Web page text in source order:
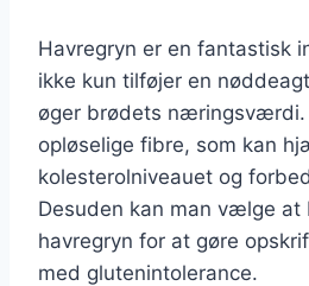
Havregryn er en fantastisk
ikke kun tilføjer en
øger brødets næringsværdi.
opløselige fibre, som kan
kolesterolniveauet og
Desuden kan man vælge at
havregryn for at gøre
med glutenintolerance.